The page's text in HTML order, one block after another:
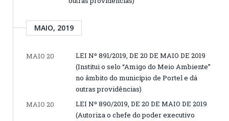
MAIO, 2019
MAIO 20
LEI Nº 891/2019, DE 20 DE MAIO DE 2019
(Institui o selo “Amigo do Meio Ambiente”
no âmbito do município de Portel e dá
outras providências)
MAIO 20
LEI Nº 890/2019, DE 20 DE MAIO DE 2019
(Autoriza o chefe do poder executivo